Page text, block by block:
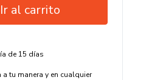
Ir al carrito
de 15 días
a tu manera y en cualquier